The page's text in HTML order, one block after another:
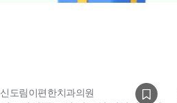
신도림이편한치과의원